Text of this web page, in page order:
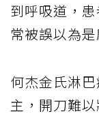
到呼吸道，
常被誤以為是
何杰金氏淋
主，開刀難